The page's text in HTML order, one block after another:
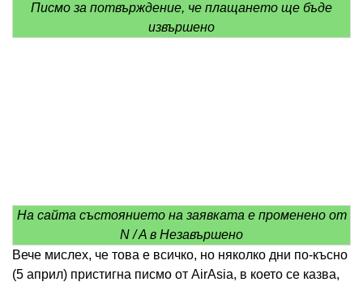
Писмо за потвърждение, че плащането ще бъде
извършено
На сайта състоянието на заявката е променено от
N / A в Незавършено
Вече мислех, че това е всичко, но няколко дни по-късно
(5 април) пристигна писмо от AirAsia, в което се казва,